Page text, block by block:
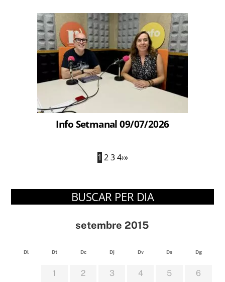
Info Setmanal 09/07/2026
1 2 3 4›»
BUSCAR PER DIA
setembre 2015
Dl Dt Dc Dj Dv Ds Dg
1 2 3 4 5 6